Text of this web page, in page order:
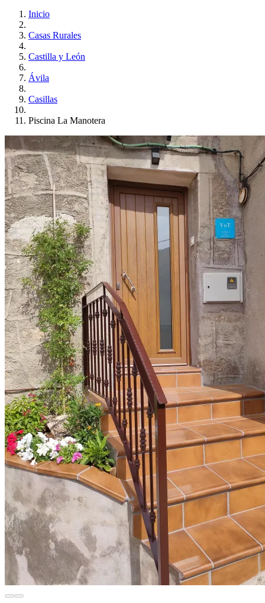
Inicio
Casas Rurales
Castilla y León
Ávila
Casillas
Piscina La Manotera